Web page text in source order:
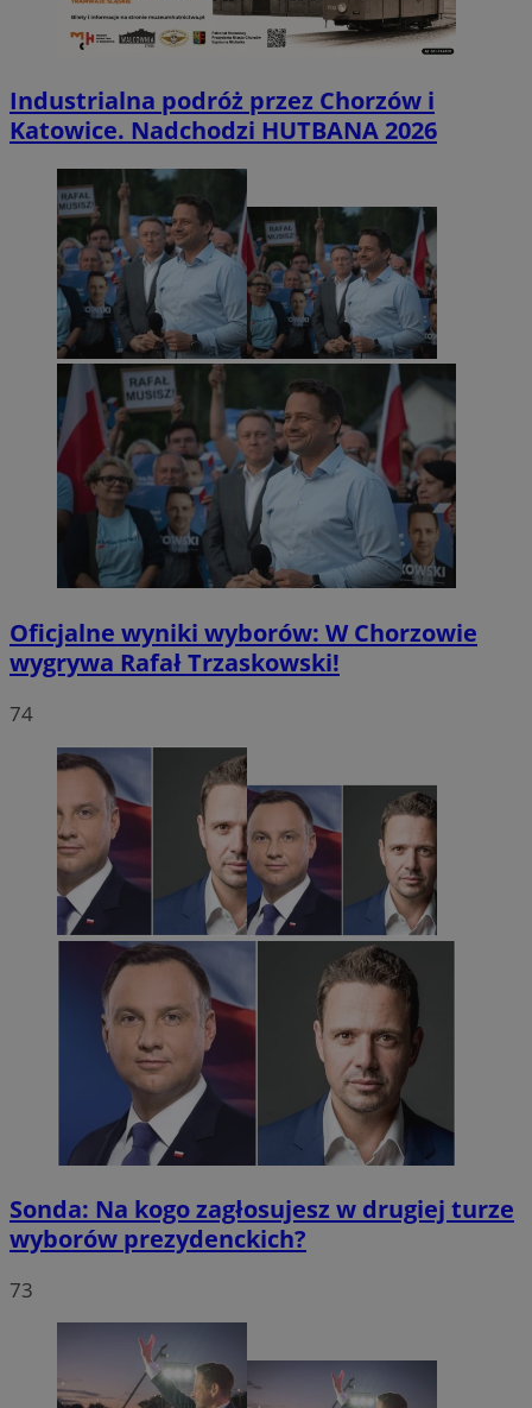
Industrialna podróż przez Chorzów i
Katowice. Nadchodzi HUTBANA 2026
Oficjalne wyniki wyborów: W Chorzowie
wygrywa Rafał Trzaskowski!
74
Sonda: Na kogo zagłosujesz w drugiej turze
wyborów prezydenckich?
73